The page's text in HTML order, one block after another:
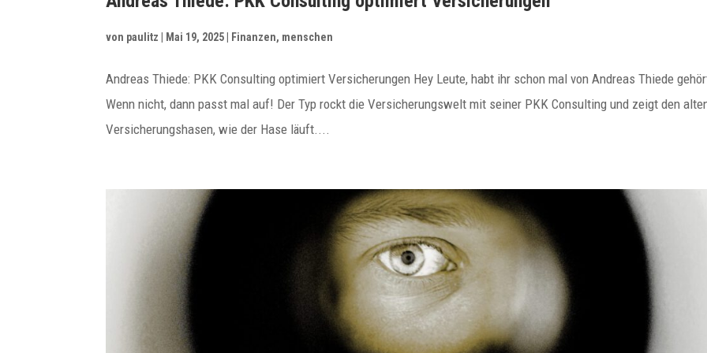
von paulitz Mai 19, 2025 Finanzen, menschen
Andreas Thiede: PKK Consulting optimiert Versicherungen Hey Leute, habt ihr schon mal von Andreas Thiede
Wenn nicht, dann passt mal auf! Der Typ rockt die Versicherungswelt mit seiner PKK Consulting und zeigt den
Versicherungshasen, wie der Hase läuft....